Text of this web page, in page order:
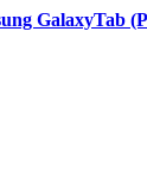
GalaxyTab